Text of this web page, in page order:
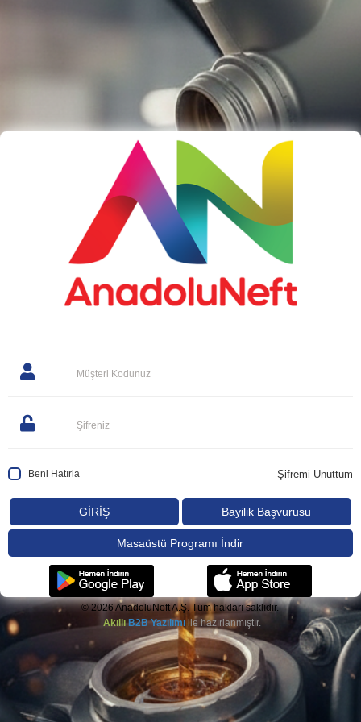
Müşteri Kodunuz
Şifreniz
Beni Hatırla Şifremi Unuttum
GİRİŞ Bayilik Başvurusu
Masaüstü Programı İndir
© 2026 AnadoluNeft A.Ş.Tüm hakları saklıdır.
Akıllı B2B Yazılımı ile hazırlanmıştır.